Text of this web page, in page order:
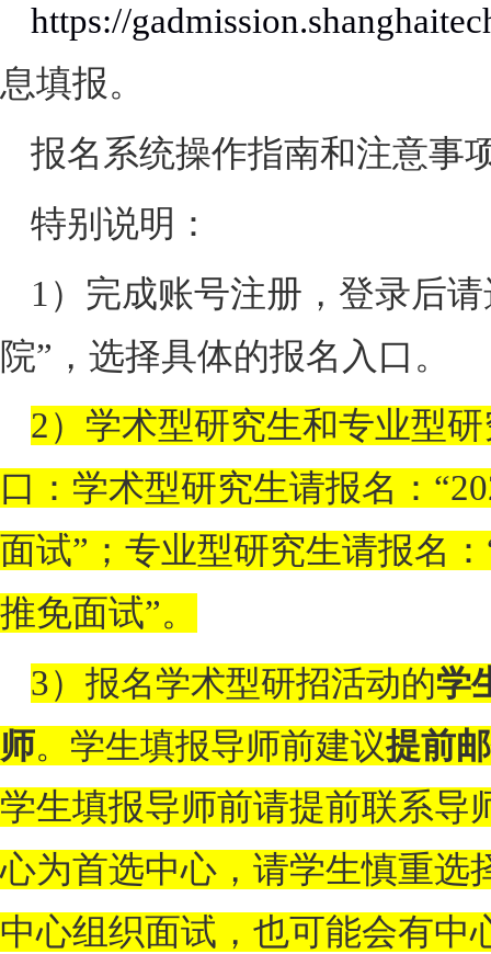
https://
息填报。
报名系统操作指南和注意事
特别说明：
1 ）完成账号注册，登录后
院”，选择具体的报名入口。
2）学术型研究生和专业型
口：学术型研究生请报名：“
面试”；专业型研究生请报名：
推免面试”。
3） 报名学术型研招活动的学
师。学生填报导师前建议提前
学生填报导师前请提前联系导
心为首选中心，请学生慎重选
中心组织面试，也可能会有中